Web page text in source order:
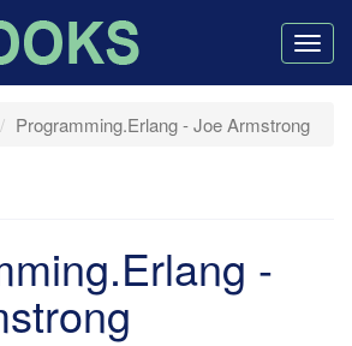
Programming.Erlang - Joe Armstrong
-